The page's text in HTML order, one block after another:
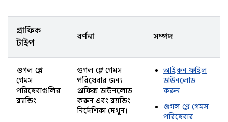
গ্রাফিক
টাইপ
বর্ণনা সম্পদ
গুগল প্লে
গেমস
পরিষেবাগুলির
ব্র্যান্ডিং
গুগল প্লে গেমস
পরিষেবার জন্য
গ্রাফিক্স ডাউনলোড
করুন এবং ব্র্যান্ডিং
নির্দেশিকা দেখুন।
আইকন ফাইল
ডাউনলোড
করুন
গুগল প্লে গেমস
পরিষেবার